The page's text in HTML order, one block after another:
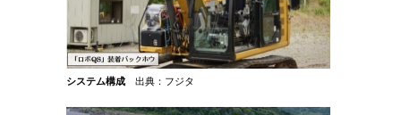
システム構成 出典：フジタ